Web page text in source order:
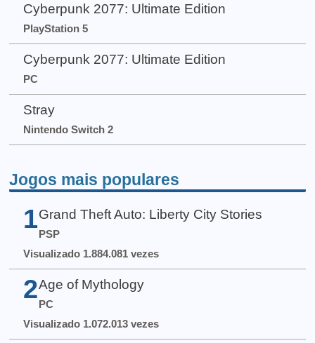
Cyberpunk 2077: Ultimate Edition
PlayStation 5
Cyberpunk 2077: Ultimate Edition
PC
Stray
Nintendo Switch 2
Jogos mais populares
1 Grand Theft Auto: Liberty City Stories
PSP
Visualizado 1.884.081 vezes
2 Age of Mythology
PC
Visualizado 1.072.013 vezes